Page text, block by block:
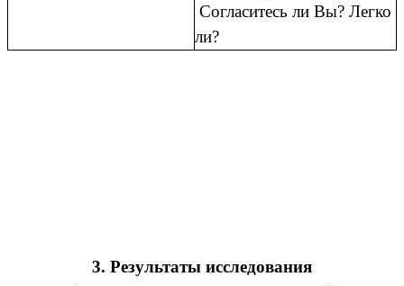
Согласитесь ли Вы? Легко
ли?
3. Результаты исследования